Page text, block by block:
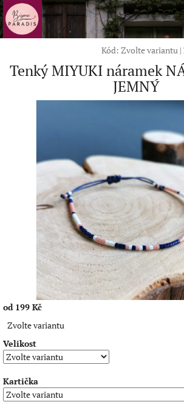
Přejít
na
obsah
Kód: Zvolte variantu |
Tenký MIYUKI náramek
JEMNÝ
od 199 Kč
cena:
Zvolte variantu
Velikost
Kartička